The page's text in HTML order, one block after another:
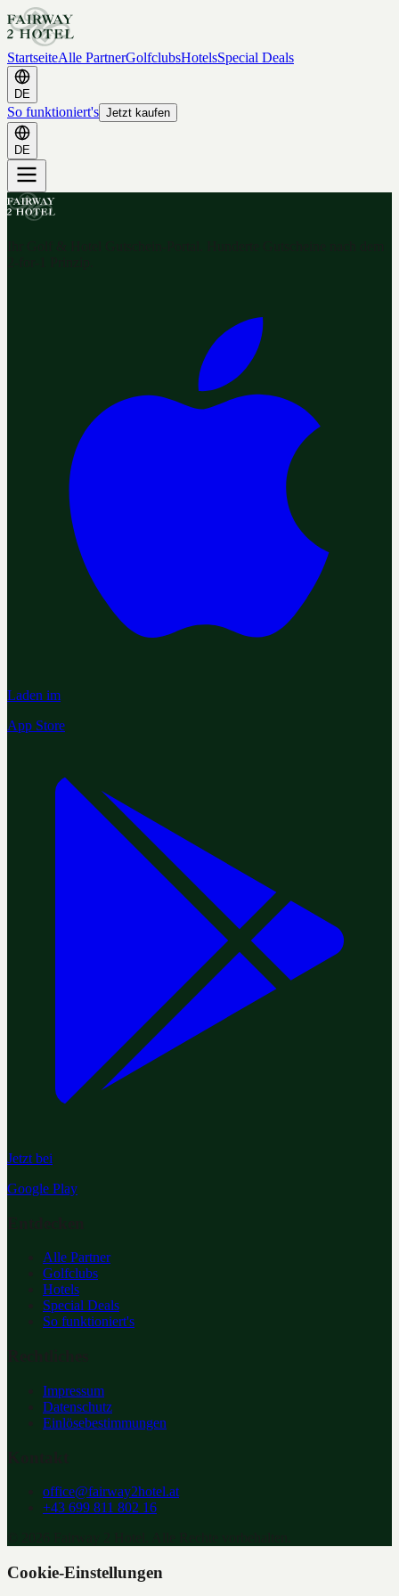
StartseiteAlle PartnerGolfclubsHotelsSpecial Deals
DE
So funktioniert's Jetzt kaufen
DE
Laden im
App Store
Jetzt bei
Google Play
Alle Partner
Golfclubs
Hotels
Special Deals
So funktioniert's
Impressum
Datenschutz
Einlösebestimmungen
office@fairway2hotel.at
+43 699 811 802 16
Cookie-Einstellungen